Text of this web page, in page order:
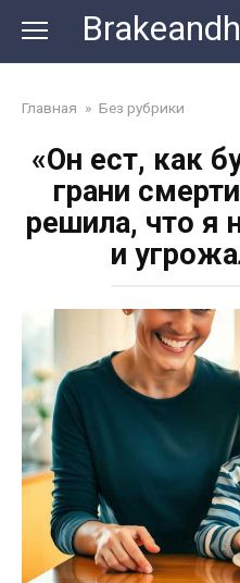
content
Главная » Без рубрики
«Он ест, как
грани
решила, что я
и